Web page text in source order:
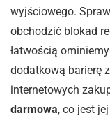
wyjściowego.
obchodzić blokad
łatwością
dodatkową barierę
internetowych
darmowa, co jest